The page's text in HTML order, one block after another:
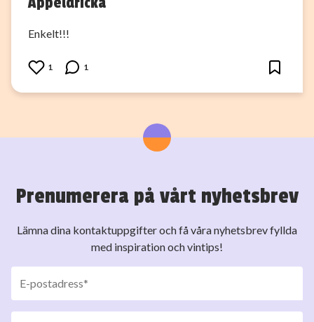
Enkelt!!!
1 1
Prenumerera på vårt nyhetsbrev
Lämna dina kontaktuppgifter och få våra nyhetsbrev fyllda
med inspiration och vintips!